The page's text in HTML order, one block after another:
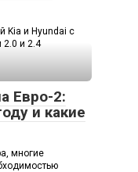
Kia и Hyundai с
и 2.4
Евро-2:
и какие
многие